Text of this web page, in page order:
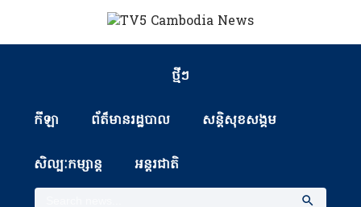
ថ្មីៗ
កីឡា ព័ត៏មានរដ្ឋបាល សន្តិសុខសង្គម
សិល្បៈកម្សាន្ត អន្តរជាតិ